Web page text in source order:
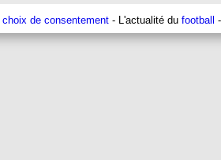
choix de consentement - L'actualité du football -